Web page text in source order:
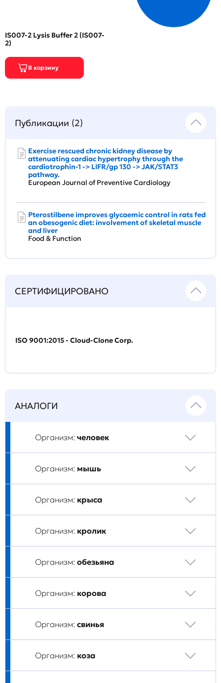
IS007-2 Lysis Buffer 2 (IS007-
2)
Публикации (2)
Exercise rescued chronic kidney disease by
attenuating cardiac hypertrophy through the
cardiotrophin-1 -> LIFR/gp 130 -> JAK/STAT3
pathway.
European Journal of Preventive Cardiology
Pterostilbene improves glycaemic control in rats fed
an obesogenic diet: involvement of skeletal muscle
and liver
Food & Function
СЕРТИФИЦИРОВАНО
ISO 9001:2015 - Cloud-Clone Corp.
АНАЛОГИ
Организм: человек
Организм: мышь
Организм: крыса
Организм: кролик
Организм: обезьяна
Организм: корова
Организм: свинья
Организм: коза